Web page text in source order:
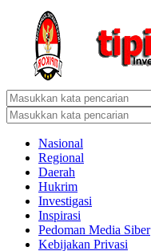
Nasional
Regional
Daerah
Hukrim
Investigasi
Inspirasi
Pedoman Media Siber
Kebijakan Privasi